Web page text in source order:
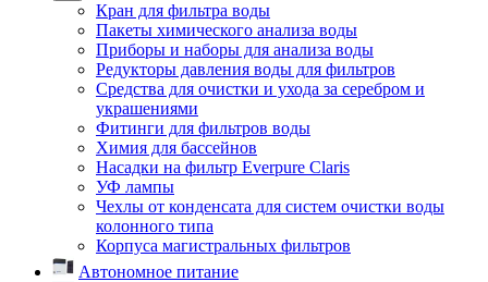
Кран для фильтра воды
Пакеты химического анализа воды
Приборы и наборы для анализа воды
Редукторы давления воды для фильтров
Средства для очистки и ухода за серебром и
украшениями
Фитинги для фильтров воды
Химия для бассейнов
Насадки на фильтр Everpure Claris
УФ лампы
Чехлы от конденсата для систем очистки воды
колонного типа
Корпуса магистральных фильтров
Автономное питание